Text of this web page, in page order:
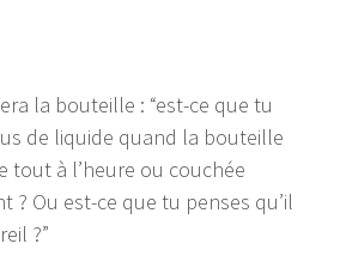
la bouteille : “est-ce que tu
de liquide quand la bouteille
tout à l’heure ou couchée
? Ou est-ce que tu penses qu’il
?”